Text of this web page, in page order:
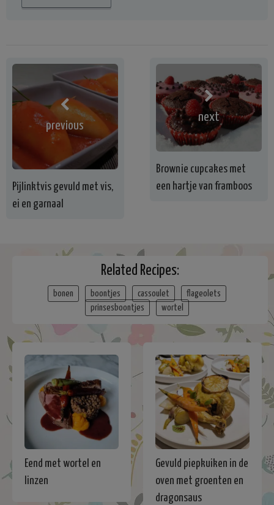
previous
Pijlinktvis gevuld met vis,
ei en garnaal
next
Brownie cupcakes met
een hartje van framboos
Related Recipes:
bonen boontjes cassoulet
flageolets
prinsesboontjes
wortel
Eend met wortel en
linzen
Gevuld piepkuiken in de
oven met groenten en
dragonsaus